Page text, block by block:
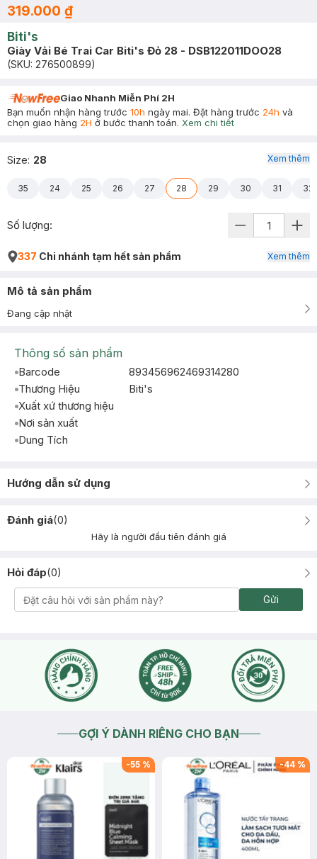
319.000 ₫
Biti's
Giày Vải Bé Trai Car Biti's Đỏ 28 - DSB122011DOO28
(SKU: 276500899)
Giao Nhanh Miễn Phí 2H
Bạn muốn nhận hàng trước 10h ngày mai. Đặt hàng trước 24h và
chọn giao hàng 2H ở bước thanh toán. Xem chi tiết
Size: 28
35 24 25 26 27 28 29 30 31 32
Xem thêm
Số lượng:
337 Chi nhánh tạm hết sản phẩm Xem thêm
Mô tả sản phẩm
Đang cập nhật
Thông số sản phẩm
Barcode
893456962469314280
Thương Hiệu
Biti's
Xuất xứ thương hiệu
Nơi sản xuất
Dung Tích
Hướng dẫn sử dụng
Đánh giá(0)
Hãy là người đầu tiên đánh giá
Hỏi đáp(0)
Gửi
GỢI Ý DÀNH RIÊNG CHO BẠN
-55 % -44 %